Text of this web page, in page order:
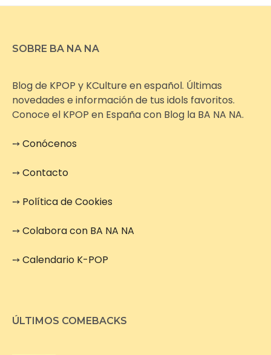
SOBRE BA NA NA
Blog de KPOP y KCulture en español. Últimas
novedades e información de tus idols favoritos.
Conoce el KPOP en España con Blog la BA NA NA.
➙Conócenos
➙Contacto
➙ Política de Cookies
➙Colabora con BA NA NA
➙Calendario K-POP
ÚLTIMOS COMEBACKS